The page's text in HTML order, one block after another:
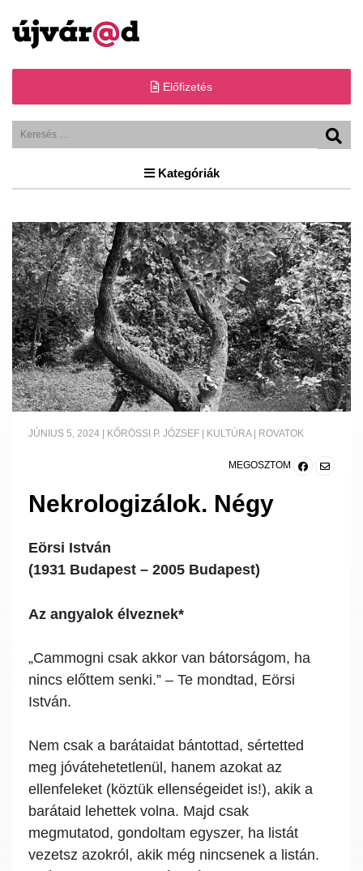
Előfizetés
Kategóriák
JÚNIUS 5, 2024 KŐRÖSSI P. JÓZSEF KULTÚRA ROVATOK
MEGOSZTOM
Nekrologizálok. Négy
Eörsi István
(1931 Budapest – 2005 Budapest)
Az angyalok élveznek*
„Cammogni csak akkor van bátorságom, ha
nincs előttem senki.” – Te mondtad, Eörsi
István.
Nem csak a barátaidat bántottad, sértetted
meg jóvátehetetlenül, hanem azokat az
ellenfeleket (köztük ellenségeidet is!), akik a
barátaid lehettek volna. Majd csak
megmutatod, gondoltam egyszer, ha listát
vezetsz azokról, akik még nincsenek a listán.